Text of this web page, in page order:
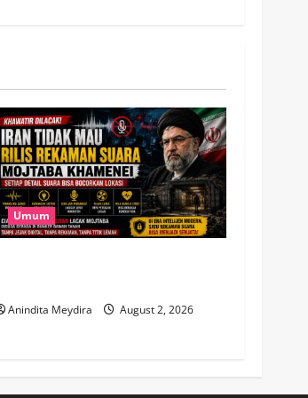
Umum
Anindita Meydira August 2, 2026